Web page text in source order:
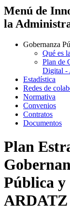
Menú de
la
Gobernanza
Qué es
Plan de
Digital -
Estadística
Redes de
Normativa
Convenios
Contratos
Documentos
Plan
Pública
ARDATZ